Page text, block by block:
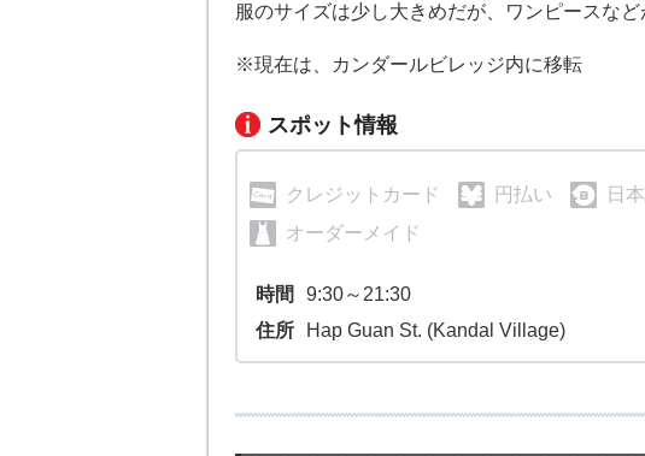
服のサイズは少し大きめだが、ワンピースなど
※現在は、カンダールビレッジ内に移転
スポット情報
クレジットカード 円払い 日
オーダーメイド
時間
9:30～21:30
住所
Hap Guan St. (Kandal Village)